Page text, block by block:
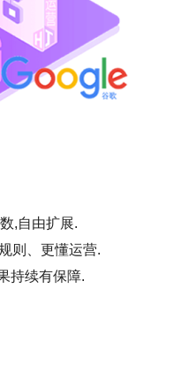
,自由扩展.
则、更懂运营.
持续有保障.